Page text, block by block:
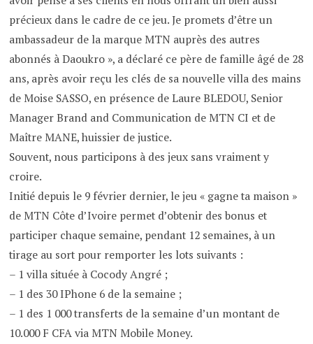
précieux dans le cadre de ce jeu. Je promets d’être un
ambassadeur de la marque MTN auprès des autres
abonnés à Daoukro », a déclaré ce père de famille âgé de 28
ans, après avoir reçu les clés de sa nouvelle villa des mains
de Moise SASSO, en présence de Laure BLEDOU, Senior
Manager Brand and Communication de MTN CI et de
Maître MANE, huissier de justice.
Souvent, nous participons à des jeux sans vraiment y
croire.
Initié depuis le 9 février dernier, le jeu « gagne ta maison »
de MTN Côte d’Ivoire permet d’obtenir des bonus et
participer chaque semaine, pendant 12 semaines, à un
tirage au sort pour remporter les lots suivants :
– 1 villa située à Cocody Angré ;
– 1 des 30 IPhone 6 de la semaine ;
– 1 des 1 000 transferts de la semaine d’un montant de
10.000 F CFA via MTN Mobile Money.